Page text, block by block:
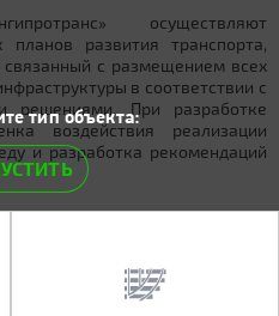
осуществляют
планов развития транспорта,
с размещением всех
в соответствии с
решениями. При разработке
воздействия реализации
и разработка рекомендаций
тип объекта: